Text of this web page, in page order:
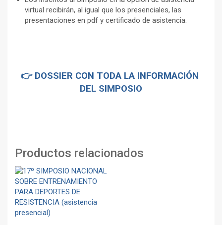
virtual recibirán, al igual que los presenciales, las
presentaciones en pdf y certificado de asistencia.
👉 DOSSIER CON TODA LA INFORMACIÓN
DEL SIMPOSIO
Productos relacionados